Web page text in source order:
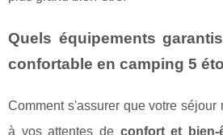
Quels équipements
confortable en camping 5
Comment s'assurer que votre séjour
à vos attentes de confort et bien-